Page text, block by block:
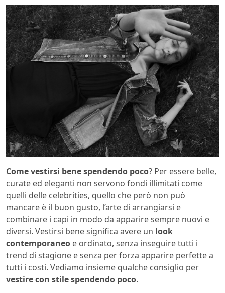
Come vestirsi bene spendendo poco? Per essere belle,
curate ed eleganti non servono fondi illimitati come
quelli delle celebrities, quello che però non può
mancare è il buon gusto, l’arte di arrangiarsi e
combinare i capi in modo da apparire sempre nuovi e
diversi. Vestirsi bene significa avere un look
contemporaneo e ordinato, senza inseguire tutti i
trend di stagione e senza per forza apparire perfette a
tutti i costi. Vediamo insieme qualche consiglio per
vestire con stile spendendo poco.